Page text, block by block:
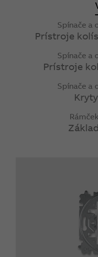
Spínače a
Prístroje
Spínače a
Prístroje
Spínače a